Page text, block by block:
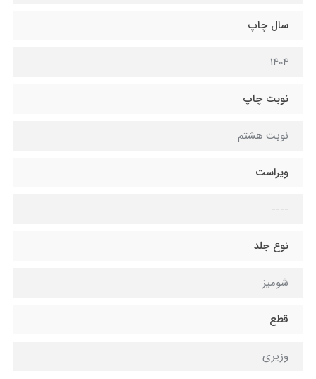
سال چاپ
1404
نوبت چاپ
نوبت هشتم
ویراست
----
نوع جلد
شومیز
قطع
وزیری